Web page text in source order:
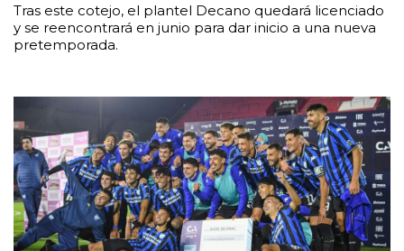
Tras este cotejo, el plantel Decano quedará licenciado
y se reencontrará en junio para dar inicio a una nueva
pretemporada.